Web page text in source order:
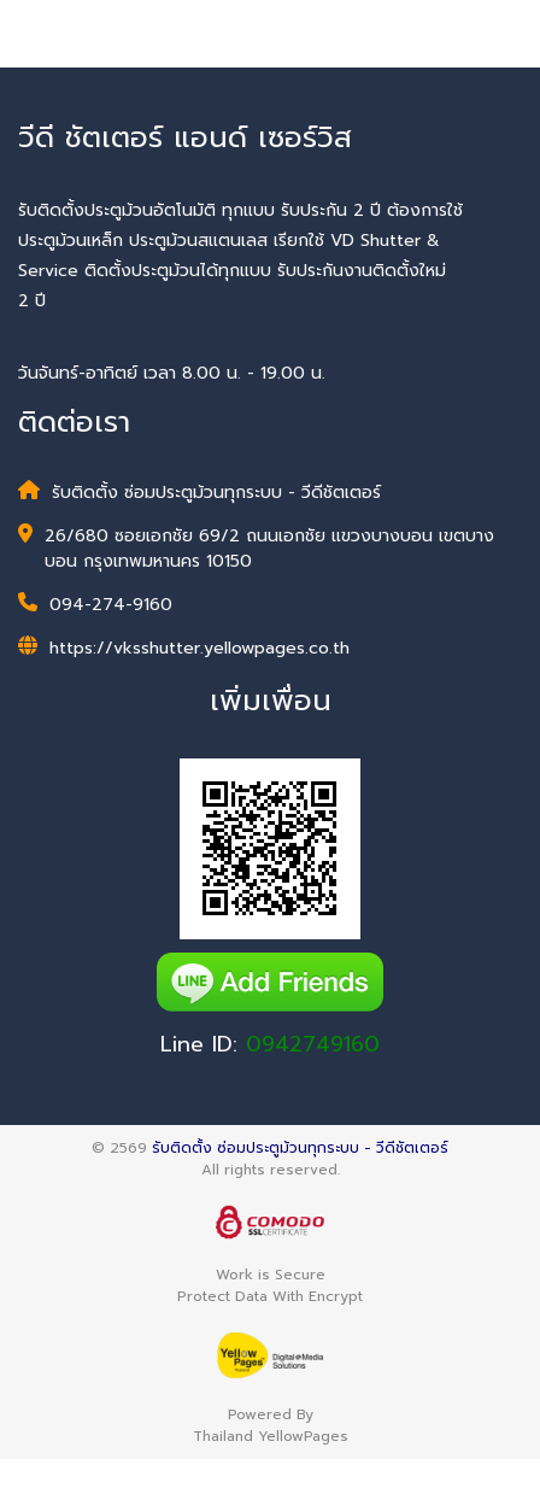
วีดี ชัตเตอร์ แอนด์ เซอร์วิส
รับติดตั้งประตูม้วนอัตโนมัติ ทุกแบบ รับประกัน 2 ปี ต้องการใช้
ประตูม้วนเหล็ก ประตูม้วนสแตนเลส เรียกใช้ VD Shutter &
Service ติดตั้งประตูม้วนได้ทุกแบบ รับประกันงานติดตั้งใหม่
2 ปี
วันจันทร์-อาทิตย์ เวลา 8.00 น. - 19.00 น.
ติดต่อเรา
รับติดตั้ง ซ่อมประตูม้วนทุกระบบ - วีดีชัตเตอร์
26/680 ซอยเอกชัย 69/2 ถนนเอกชัย แขวงบางบอน เขตบาง
บอน กรุงเทพมหานคร 10150
094-274-9160
https://vksshutter.yellowpages.co.th
เพิ่มเพื่อน
Line ID: 0942749160
© 2569 รับติดตั้ง ซ่อมประตูม้วนทุกระบบ - วีดีชัตเตอร์
All rights reserved.
Work is Secure
Protect Data With Encrypt
Powered By
Thailand YellowPages